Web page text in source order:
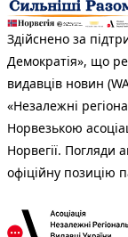
Здійснено за
Демократія», що
видавців новин
«Незалежні
Норвезькою
Норвегії. Погляди
офіційну позицію